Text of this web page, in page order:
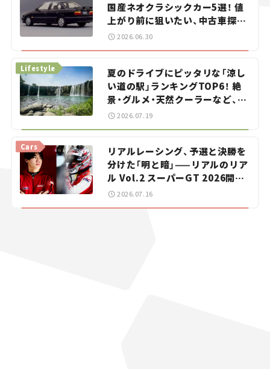
国産ネオクラシックカー5選！ 値
上がり前に狙いたい、中古車探し
をお手伝い――ちょっとイケてるマ
イカー選び #02
2026.06.30
夏のドライブにピッタリな「涼し
い道の駅」ランキングTOP6！ 絶
景・グルメ・天然クーラーなど、避
暑におすすめのスポットを紹介
Lifestyle
2026.07.19
リアルレーシング、予選と決勝を
分けた「明と暗」——リアルのリア
ル Vol.2 スーパーGT 2026開幕
戦 岡山国際サーキット
Cars
2026.07.16